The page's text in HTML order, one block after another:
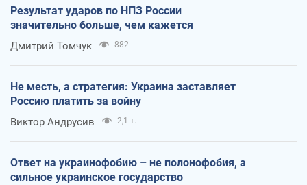
Результат ударов по НПЗ России
значительно больше, чем кажется
Дмитрий Томчук 882
Не месть, а стратегия: Украина заставляет
Россию платить за войну
Виктор Андрусив 2,1 т.
Ответ на украинофобию – не полонофобия, а
сильное украинское государство